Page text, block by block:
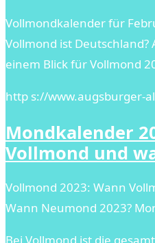
Vollmondkalender für
Vollmond ist
einem Blick für Vollmond
http s://www.augsburger-
Mondkalender
Vollmond und
Vollmond 2023: Wann
Wann Neumond 2023?
Bei Vollmond ist die